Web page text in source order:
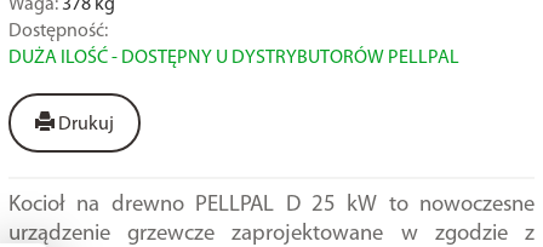
Waga: 378kg
Dostępność:
DUŻA ILOŚĆ - DOSTĘPNY U DYSTRYBUTORÓW PELLPAL
Drukuj
Kocioł na drewno PELLPAL D 25 kW to nowoczesne
urządzenie grzewcze zaprojektowane w zgodzie z